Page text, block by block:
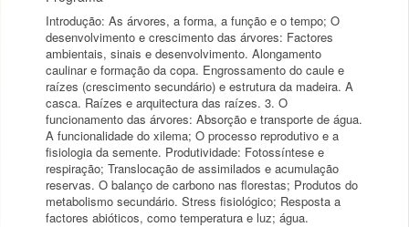
Introdução: As árvores, a forma, a função e o tempo; O
desenvolvimento e crescimento das árvores: Factores
ambientais, sinais e desenvolvimento. Alongamento
caulinar e formação da copa. Engrossamento do caule e
raízes (crescimento secundário) e estrutura da madeira. A
casca. Raízes e arquitectura das raízes. 3. O
funcionamento das árvores: Absorção e transporte de água.
A funcionalidade do xilema; O processo reprodutivo e a
fisiologia da semente. Produtividade: Fotossíntese e
respiração; Translocação de assimilados e acumulação
reservas. O balanço de carbono nas florestas; Produtos do
metabolismo secundário. Stress fisiológico; Resposta a
factores abióticos, como temperatura e luz; água.